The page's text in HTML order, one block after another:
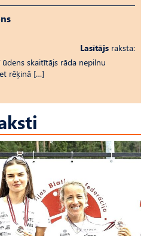
Lasītājs raksta:
skaitītājs rāda nepilnu
rēķinā […]